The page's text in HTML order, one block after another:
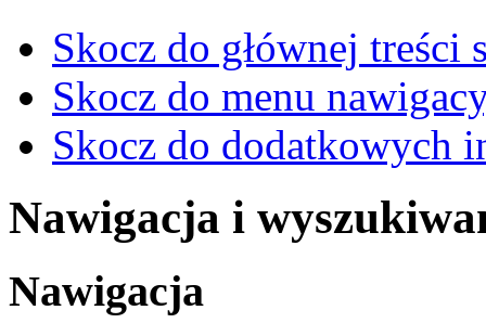
Skocz do głównej treści
Skocz do menu
Skocz do dodatkowych
Nawigacja i
Nawigacja